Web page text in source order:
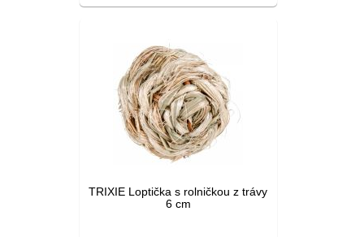
TRIXIE Loptička s rolničkou z trávy
6 cm